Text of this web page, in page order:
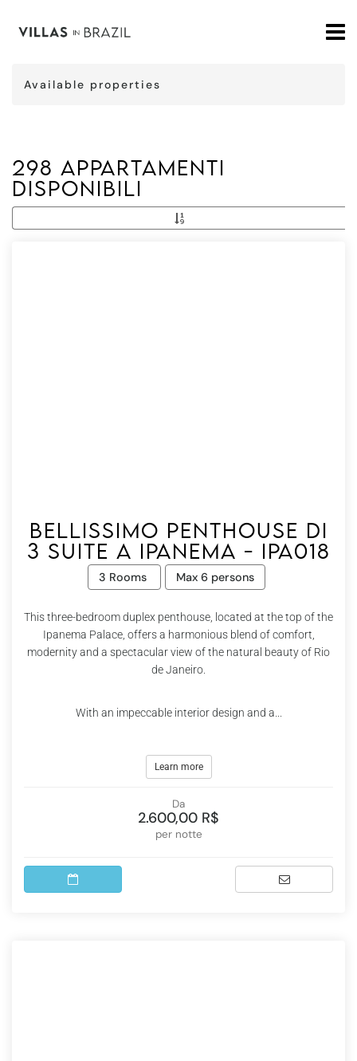
Available properties
298 Appartamenti
disponibili
Bellissimo Penthouse di
3 suite a Ipanema - Ipa018
3 Rooms Max 6 persons
This three-bedroom duplex penthouse, located at the top of the
Ipanema Palace, offers a harmonious blend of comfort,
modernity and a spectacular view of the natural beauty of Rio
de Janeiro.
With an impeccable interior design and a...
Learn more
Da
2.600,00 R$
per notte